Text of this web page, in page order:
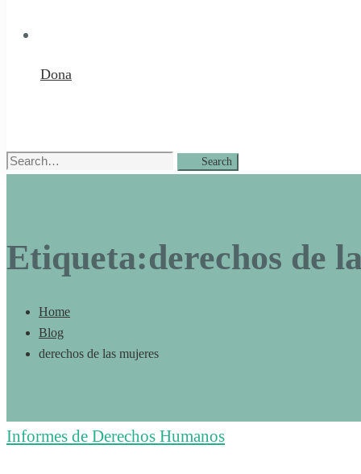
Dona
Search
Search
Etiqueta:derechos de
Home
Blog
derechos de las mujeres
Informes de Derechos Humanos